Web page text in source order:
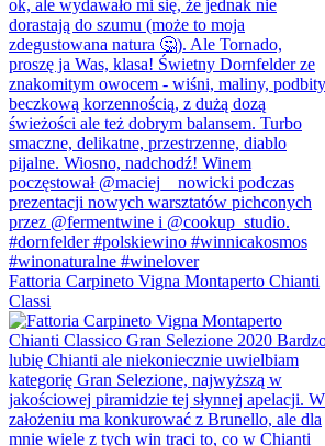
Fattoria Carpineto Vigna Montaperto Chianti
Classi